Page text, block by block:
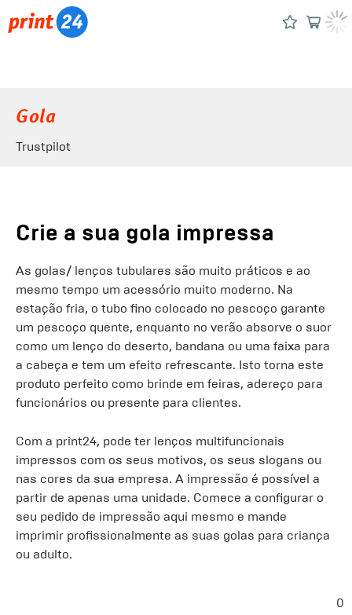
Gola
Trustpilot
Crie a sua gola impressa
As golas/ lenços tubulares são muito práticos e ao
mesmo tempo um acessório muito moderno. Na
estação fria, o tubo fino colocado no pescoço garante
um pescoço quente, enquanto no verão absorve o suor
como um lenço do deserto, bandana ou uma faixa para
a cabeça e tem um efeito refrescante. Isto torna este
produto perfeito como brinde em feiras, adereço para
funcionários ou presente para clientes.
Com a print24, pode ter lenços multifuncionais
impressos com os seus motivos, os seus slogans ou
nas cores da sua empresa. A impressão é possível a
partir de apenas uma unidade. Comece a configurar o
seu pedido de impressão aqui mesmo e mande
imprimir profissionalmente as suas golas para criança
ou adulto.
0